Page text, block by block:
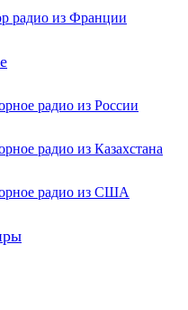
радио из Франции
радио из России
радио из Казахстана
радио из США